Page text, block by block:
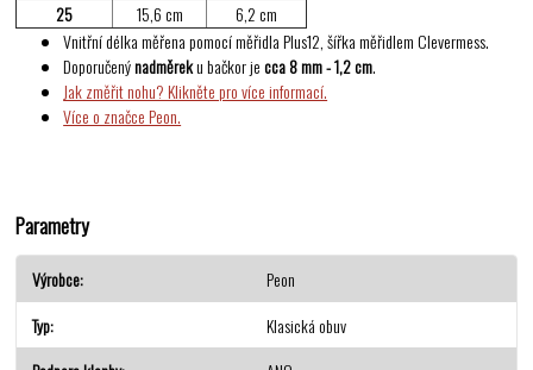
25
15,6 cm
6,2 cm
Vnitřní délka měřena pomocí měřidla Plus12, šířka měřidlem Clevermess.
Doporučenýnadměreku bačkor jecca 8 mm - 1,2 cm.
Jak změřit nohu? Klikněte pro více informací.
Více o značce Peon.
Parametry
Výrobce
Peon
Typ
Klasická obuv